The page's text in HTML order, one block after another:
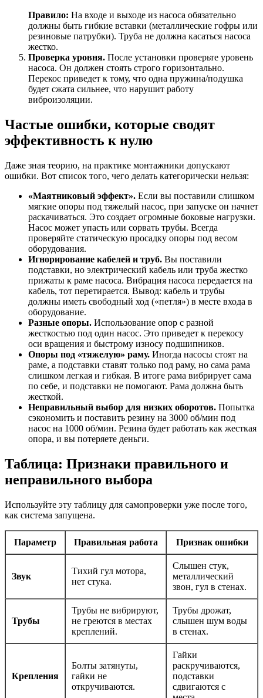
Правило: На входе и выходе из насоса обязательно
должны быть гибкие вставки (металлические гофры или
резиновые патрубки). Труба не должна касаться насоса
жестко.
Проверка уровня. После установки проверьте уровень
насоса. Он должен стоять строго горизонтально.
Перекос приведет к тому, что одна пружина/подушка
будет сжата сильнее, что нарушит работу
виброизоляции.
Частые ошибки, которые сводят
эффективность к нулю
Даже зная теорию, на практике монтажники допускают
ошибки. Вот список того, чего делать категорически нельзя:
«Маятниковый эффект». Если вы поставили слишком
мягкие опоры под тяжелый насос, при запуске он начнет
раскачиваться. Это создает огромные боковые нагрузки.
Насос может упасть или сорвать трубы. Всегда
проверяйте статическую просадку опоры под весом
оборудования.
Игнорирование кабелей и труб. Вы поставили
подставки, но электрический кабель или труба жестко
прижаты к раме насоса. Вибрация насоса передается на
кабель, тот перетирается. Вывод: кабель и трубы
должны иметь свободный ход («петля») в месте входа в
оборудование.
Разные опоры. Использование опор с разной
жесткостью под один насос. Это приведет к перекосу
оси вращения и быстрому износу подшипников.
Опоры под «тяжелую» раму. Иногда насосы стоят на
раме, а подставки ставят только под раму, но сама рама
слишком легкая и гибкая. В итоге рама вибрирует сама
по себе, и подставки не помогают. Рама должна быть
жесткой.
Неправильный выбор для низких оборотов. Попытка
сэкономить и поставить резину на 3000 об/мин под
насос на 1000 об/мин. Резина будет работать как жесткая
опора, и вы потеряете деньги.
Таблица: Признаки правильного и
неправильного выбора
Используйте эту таблицу для самопроверки уже после того,
как система запущена.
Параметр Правильная работа Признак ошибки
Звук
Тихий гул мотора,
нет стука.
Слышен стук,
металлический
звон, гул в стенах.
Трубы
Трубы не вибрируют,
не греются в местах
креплений.
Трубы дрожат,
слышен шум воды
в стенах.
Крепления
Болты затянуты,
гайки не
откручиваются.
Гайки
раскручиваются,
подставки
сдвигаются с